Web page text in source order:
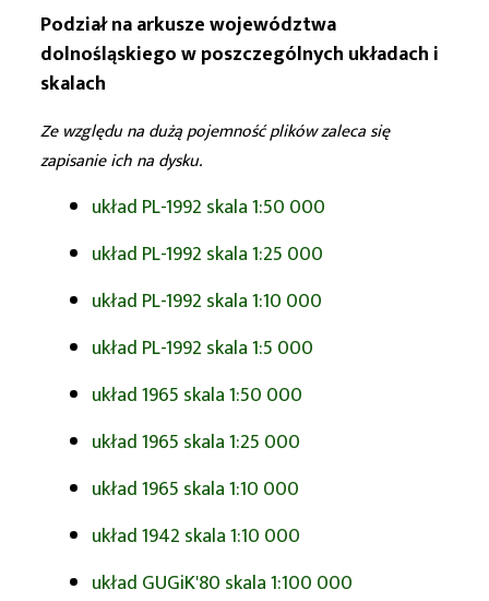
Podział na arkusze województwa
dolnośląskiego w poszczególnych układach i
skalach
Ze względu na dużą pojemność plików zaleca się
zapisanie ich na dysku.
układ PL-1992 skala 1:50 000
układ PL-1992 skala 1:25 000
układ PL-1992 skala 1:10 000
układ PL-1992 skala 1:5 000
układ 1965 skala 1:50 000
układ 1965 skala 1:25 000
układ 1965 skala 1:10 000
układ 1942 skala 1:10 000
układ GUGiK'80 skala 1:100 000